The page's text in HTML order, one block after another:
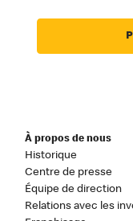
À propos de nous
Historique
Centre de presse
Équipe de direction
Relations avec les